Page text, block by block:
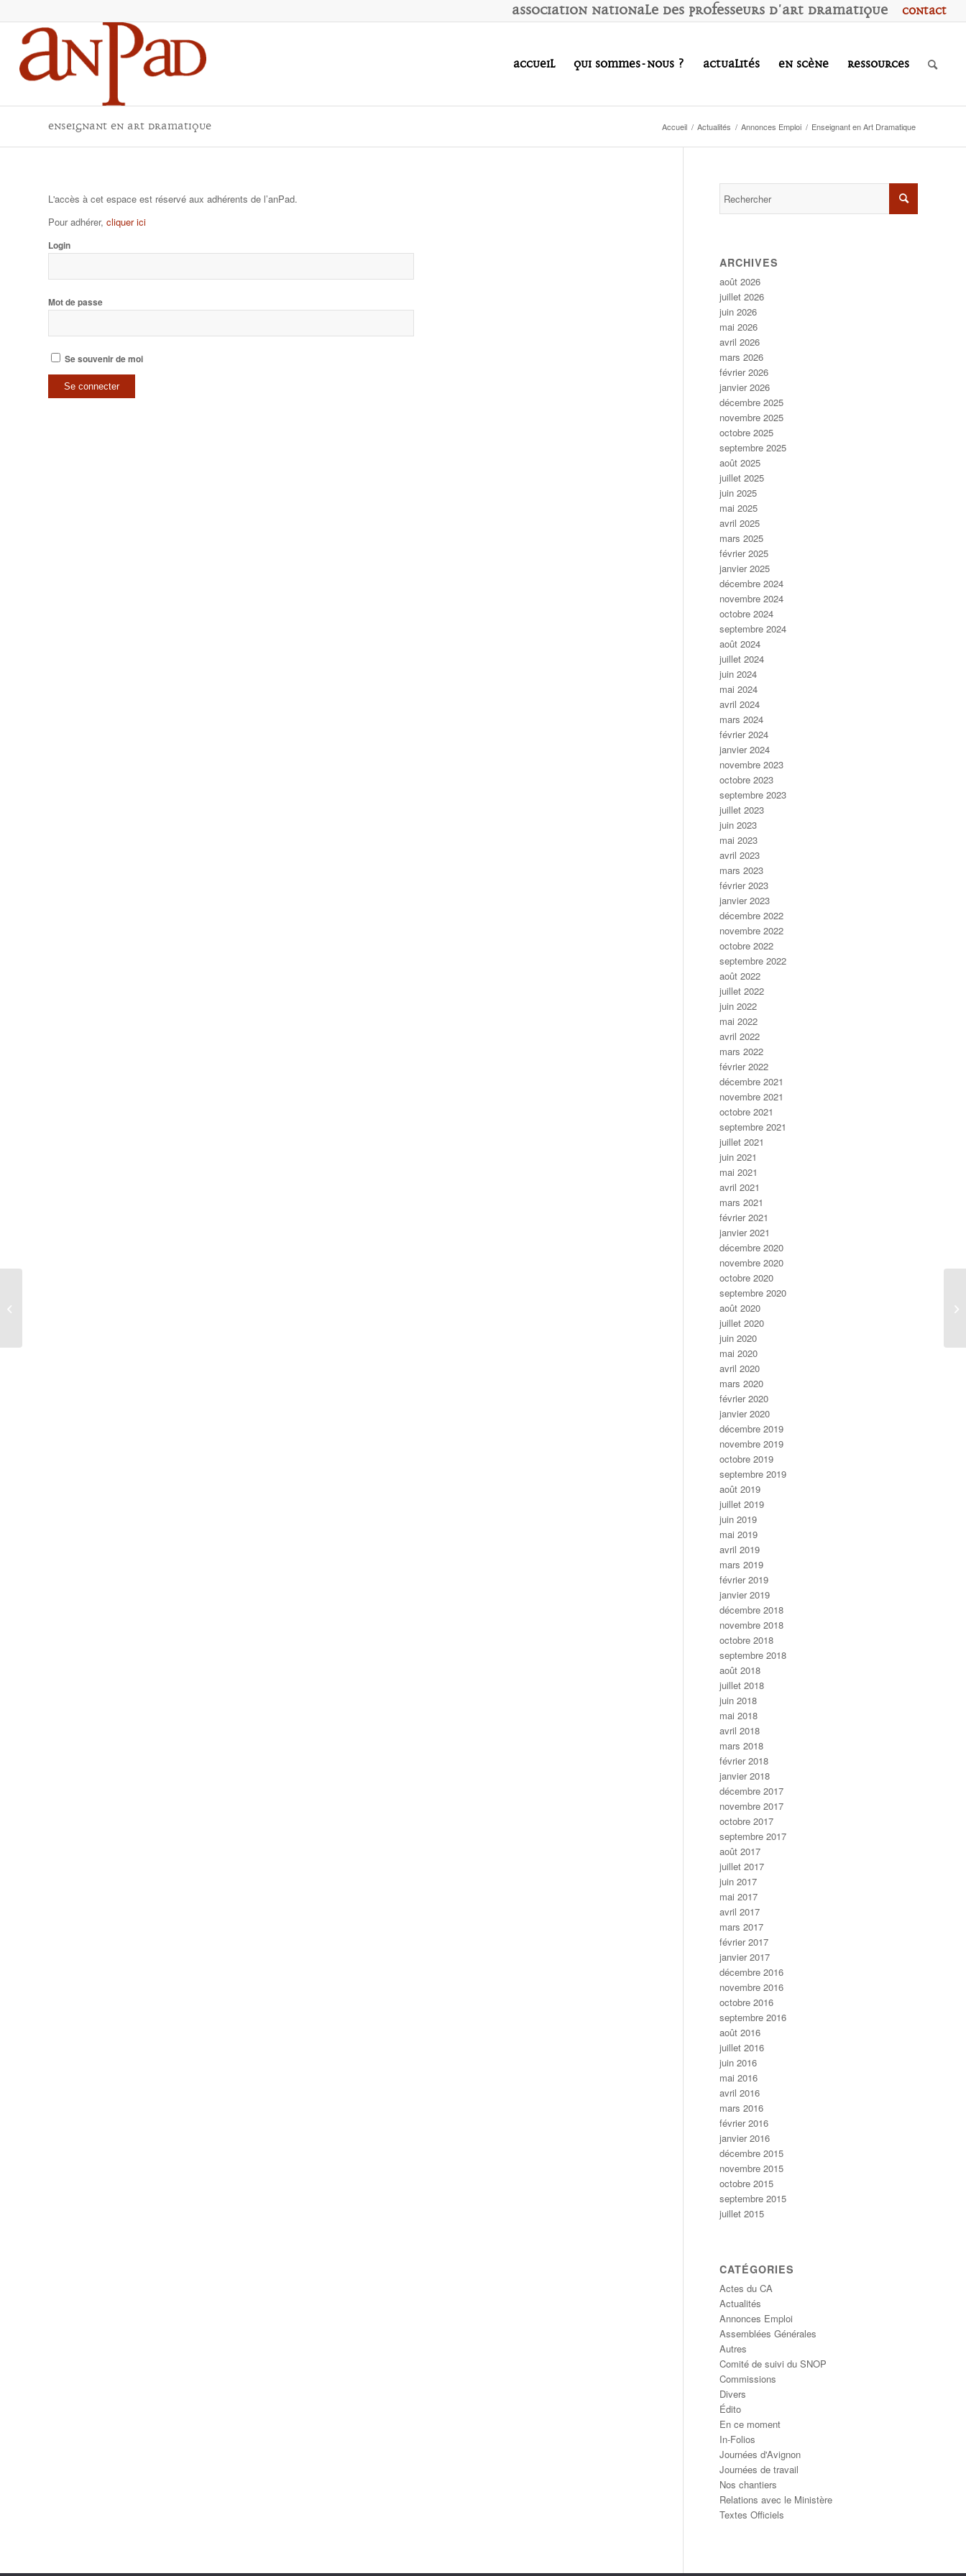
Contact
Association Nationale des Professeurs d'Art Dramatique
Accueil Qui sommes-nous ? Actualités En scène Ressources
Enseignant en Art Dramatique Accueil / Actualités / Annonces Emploi / Enseignant en Art Dramatique
L'accès à cet espace est réservé aux adhérents de l’anPad.
Pour adhérer, cliquer ici
Login
Mot de passe
Se souvenir de moi
ARCHIVES
août 2026
juillet 2026
juin 2026
mai 2026
avril 2026
mars 2026
février 2026
janvier 2026
décembre 2025
novembre 2025
octobre 2025
septembre 2025
août 2025
juillet 2025
juin 2025
mai 2025
avril 2025
mars 2025
février 2025
janvier 2025
décembre 2024
novembre 2024
octobre 2024
septembre 2024
août 2024
juillet 2024
juin 2024
mai 2024
avril 2024
mars 2024
février 2024
janvier 2024
novembre 2023
octobre 2023
septembre 2023
juillet 2023
juin 2023
mai 2023
avril 2023
mars 2023
février 2023
janvier 2023
décembre 2022
novembre 2022
octobre 2022
septembre 2022
août 2022
juillet 2022
juin 2022
mai 2022
avril 2022
mars 2022
février 2022
décembre 2021
novembre 2021
octobre 2021
septembre 2021
juillet 2021
juin 2021
mai 2021
avril 2021
mars 2021
février 2021
janvier 2021
décembre 2020
novembre 2020
octobre 2020
septembre 2020
août 2020
juillet 2020
juin 2020
mai 2020
avril 2020
mars 2020
février 2020
janvier 2020
décembre 2019
novembre 2019
octobre 2019
septembre 2019
août 2019
juillet 2019
juin 2019
mai 2019
avril 2019
mars 2019
février 2019
janvier 2019
décembre 2018
novembre 2018
octobre 2018
septembre 2018
août 2018
juillet 2018
juin 2018
mai 2018
avril 2018
mars 2018
février 2018
janvier 2018
décembre 2017
novembre 2017
octobre 2017
septembre 2017
août 2017
juillet 2017
juin 2017
mai 2017
avril 2017
mars 2017
février 2017
janvier 2017
décembre 2016
novembre 2016
octobre 2016
septembre 2016
août 2016
juillet 2016
juin 2016
mai 2016
avril 2016
mars 2016
février 2016
janvier 2016
décembre 2015
novembre 2015
octobre 2015
septembre 2015
juillet 2015
CATÉGORIES
Actes du CA
Actualités
Annonces Emploi
Assemblées Générales
Autres
Comité de suivi du SNOP
Commissions
Divers
Édito
En ce moment
In-Folios
Journées d'Avignon
Journées de travail
Nos chantiers
Relations avec le Ministère
Textes Officiels